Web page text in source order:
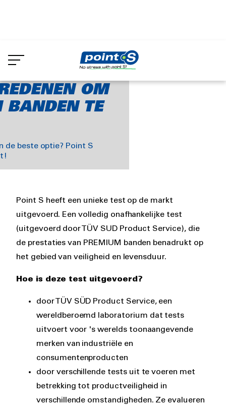
to
main
4 goede redenen om
OM
BANDEN TE
de beste optie? Point S
Rich
Point S heeft een unieke test op de markt
uitgevoerd. Een volledig onafhankelijke test
(uitgevoerd door TÜV SUD Product Service), die
de prestaties van PREMIUM banden benadrukt op
het gebied van veiligheid en levensduur.
Hoe is deze test uitgevoerd?
door TÜV SÜD Product Service, een
wereldberoemd laboratorium dat tests
uitvoert voor 's werelds toonaangevende
merken van industriële en
consumentenproducten
door verschillende tests uit te voeren met
betrekking tot productveiligheid in
verschillende omstandigheden. Ze evalueren